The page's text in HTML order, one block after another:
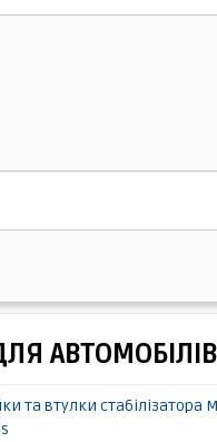
та втулки стабілізатора